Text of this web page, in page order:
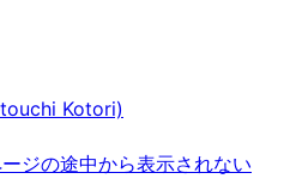
Kotori)
ジの途中から表示されない